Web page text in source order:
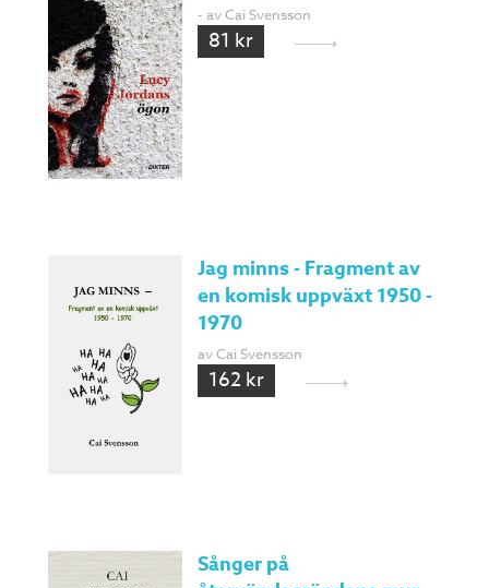
- av Cai Svensson
81 kr
Jag minns - Fragment av
en komisk uppväxt 1950 -
1970
av Cai Svensson
162 kr
Sånger på